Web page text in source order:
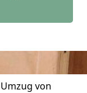
Umzug von